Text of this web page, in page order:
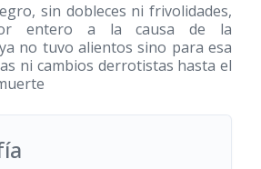
sin dobleces ni frivolidades,
entero a la causa de la
no tuvo alientos sino para esa
ni cambios derrotistas hasta el